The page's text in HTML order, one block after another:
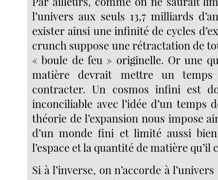
l’univers aux seuls 13,7 milliards
exister ainsi une infinité de cycles
crunch suppose une rétractation de
« boule de feu » originelle. Or une
matière devrait mettre un
contracter. Un cosmos infini est
inconciliable avec l’idée d’un temps
théorie de l’expansion nous impose
d’un monde fini et limité aussi
l’espace et la quantité de matière qu’il
Si à l’inverse, on n’accorde à